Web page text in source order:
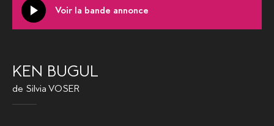
Voir la bande annonce
KEN BUGUL
de Silvia VOSER